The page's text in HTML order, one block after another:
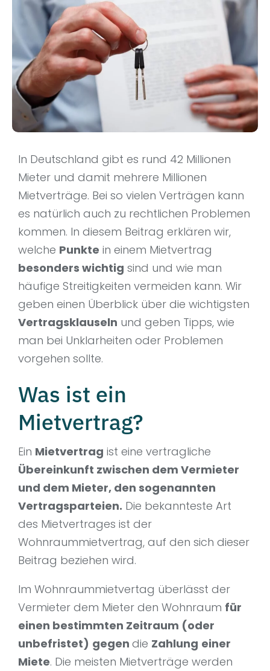
In Deutschland gibt es rund 42 Millionen
Mieter und damit mehrere Millionen
Mietverträge. Bei so vielen Verträgen kann
es natürlich auch zu rechtlichen Problemen
kommen. In diesem Beitrag erklären wir,
welche Punkte in einem Mietvertrag
besonders wichtig sind und wie man
häufige Streitigkeiten vermeiden kann. Wir
geben einen Überblick über die wichtigsten
Vertragsklauseln und geben Tipps, wie
man bei Unklarheiten oder Problemen
vorgehen sollte.
Was ist ein
Mietvertrag?
Ein Mietvertrag ist eine vertragliche
Übereinkunft zwischen dem Vermieter
und dem Mieter, den sogenannten
Vertragsparteien. Die bekannteste Art
des Mietvertrages ist der
Wohnraummietvertrag, auf den sich dieser
Beitrag beziehen wird.
Im Wohnraummietvertag überlässt der
Vermieter dem Mieter den Wohnraum für
einen bestimmten Zeitraum (oder
unbefristet) gegen die Zahlung einer
Miete. Die meisten Mietverträge werden